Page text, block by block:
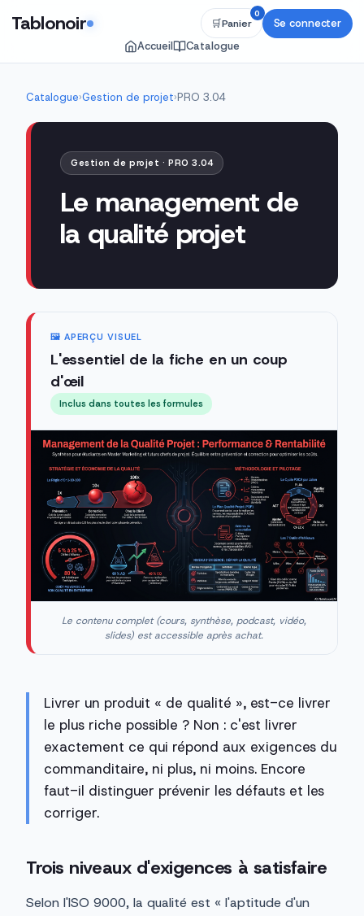
Tablonoir
Accueil Catalogue
🛒Panier
0
Se connecter
Catalogue›Gestion de projet›PRO 3.04
Gestion de projet · PRO 3.04
Le management de
la qualité projet
🖼️ APERÇU VISUEL
L'essentiel de la fiche en un coup
d'œil
Inclus dans toutes les formules
Le contenu complet (cours, synthèse, podcast, vidéo,
slides) est accessible après achat.
Livrer un produit « de qualité », est-ce livrer
le plus riche possible ? Non : c'est livrer
exactement ce qui répond aux exigences du
commanditaire, ni plus, ni moins. Encore
faut-il distinguer prévenir les défauts et les
corriger.
Trois niveaux d'exigences à satisfaire
Selon l'ISO 9000, la qualité est « l'aptitude d'un